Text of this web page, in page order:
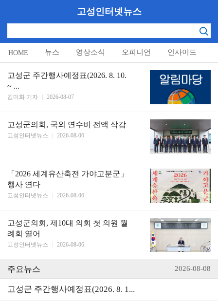
고성인터넷뉴스
HOME 뉴스 영상소식 오피니언 인사이드
알림마당
고성군 주간행사예정표(2026. 8. 10.
~ ...
김미화 기자 2026-08-07
고성군의회, 국외 연수비 전액 삭감
고성인터넷뉴스 2026-08-06
「2026 세계유산축전 가야고분군」
행사 연다
고성인터넷뉴스 2026-08-06
고성군의회, 제10대 의회 첫 의원 월
례회 열어
고성인터넷뉴스 2026-08-06
주요뉴스 2026-08-08
고성군 주간행사예정표(2026. 8. 1...